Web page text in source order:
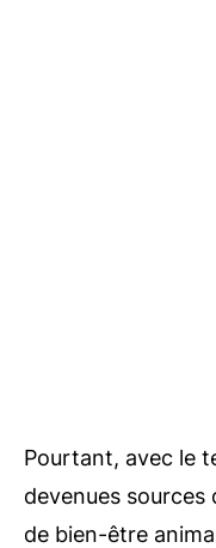
Pourtant, avec le
devenues sources
de bien-être